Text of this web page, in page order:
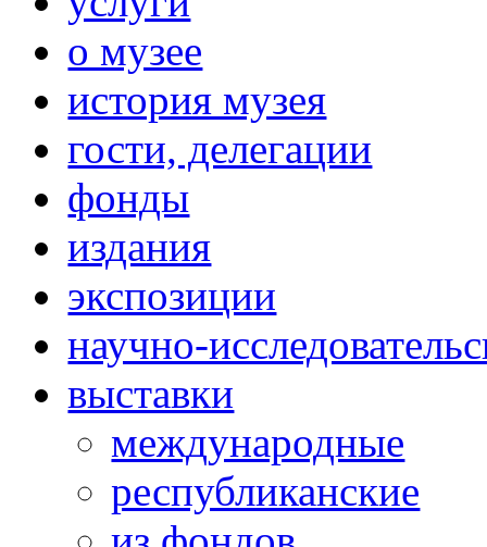
о музее
история музея
гости, делегации
фонды
издания
экспозиции
научно-
выставки
международные
республиканские